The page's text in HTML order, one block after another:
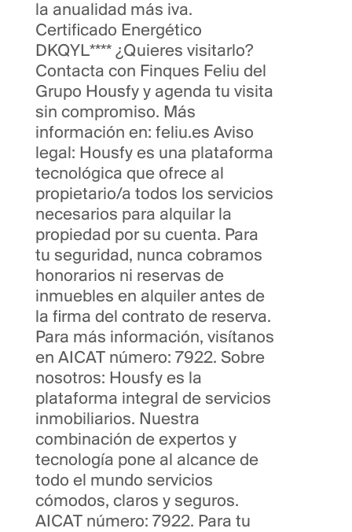
la anualidad más iva.
Certificado Energético
DKQYL**** ¿Quieres visitarlo?
Contacta con Finques Feliu del
Grupo Housfy y agenda tu visita
sin compromiso. Más
información en: feliu.es Aviso
legal: Housfy es una plataforma
tecnológica que ofrece al
propietario/a todos los servicios
necesarios para alquilar la
propiedad por su cuenta. Para
tu seguridad, nunca cobramos
honorarios ni reservas de
inmuebles en alquiler antes de
la firma del contrato de reserva.
Para más información, visítanos
en AICAT número: 7922. Sobre
nosotros: Housfy es la
plataforma integral de servicios
inmobiliarios. Nuestra
combinación de expertos y
tecnología pone al alcance de
todo el mundo servicios
cómodos, claros y seguros.
AICAT número: 7922. Para tu